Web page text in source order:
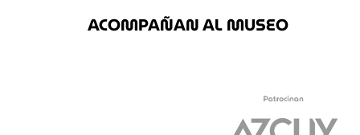
ACOMPAÑAN AL MUSEO